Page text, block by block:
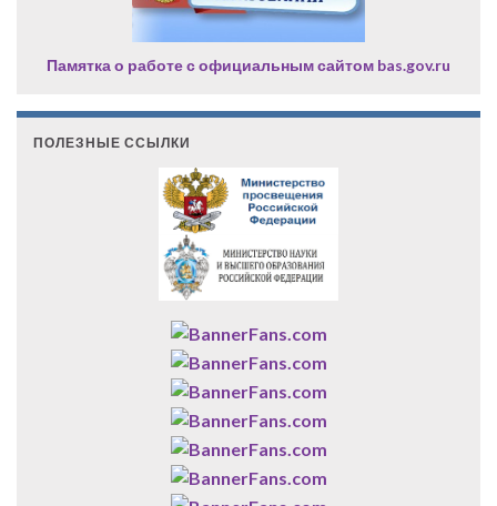
Памятка о работе с официальным сайтом bas.gov.ru
ПОЛЕЗНЫЕ ССЫЛКИ